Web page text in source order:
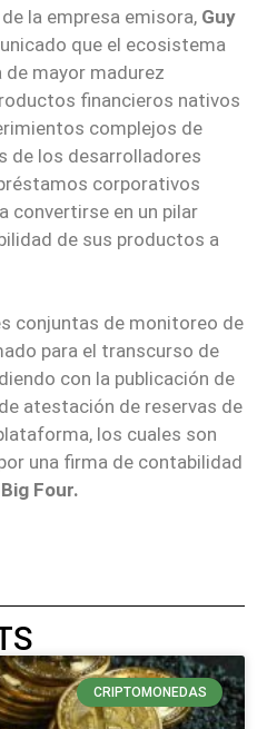
la empresa emisora, Guy
que el ecosistema
de mayor madurez
financieros nativos
complejos de
de los desarrolladores
corporativos
convertirse en un pilar
de sus productos a
conjuntas de monitoreo de
para el transcurso de
con la publicación de
atestación de reservas de
los cuales son
una firma de contabilidad
Four.
CRIPTOMONEDAS